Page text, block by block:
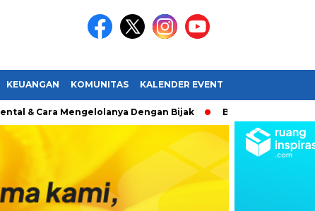
KEUANGAN KOMUNITAS KALENDER EVENT
Cara Mengelolanya Dengan Bijak Bagaimana